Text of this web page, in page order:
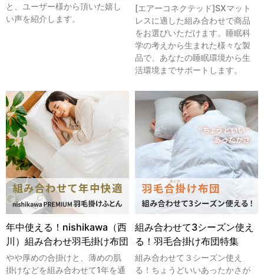
と、ユーザー様から頂いた嬉し
い声を紹介します。
[エアーコネクテッド]SXマット
レスに適した組み合わせで商品
をお選びいただけます。睡眠科
学の考えから生まれた様々な製
品で、あなたの睡眠環境から生
活環境までサポートします。
年中使える！nishikawa（西
川）組み合わせ羽毛掛け布団
やや厚めの合掛けと、薄めの肌
掛けなどを組み合わせて1年を通
組み合わせて3シーズン使え
る！羽毛合掛け布団特集
組み合わせて３シーズン使え
る！ちょうどいいあったかさが